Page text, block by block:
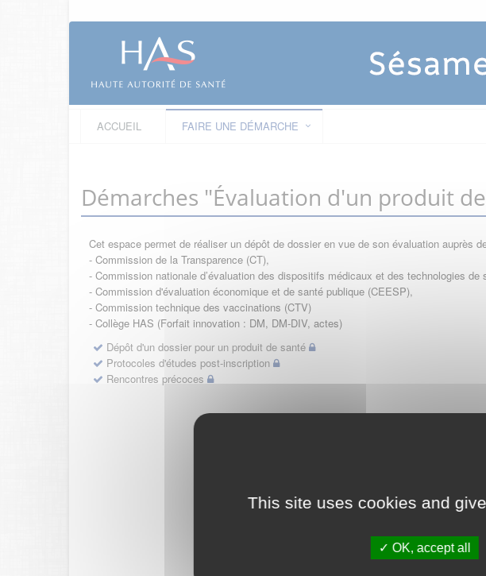
This site uses cookies and
OK, accept all
ACCUEIL FAIRE UNE DÉMARCHE
Démarches "Évaluation d'un produit
Cet espace permet de réaliser un dépôt de dossier en vue de son évaluation auprès
- Commission de la Transparence (CT),
- Commission nationale d’évaluation des dispositifs médicaux et des technologies de
- Commission d'évaluation économique et de santé publique (CEESP),
- Commission technique des vaccinations (CTV)
- Collège HAS (Forfait innovation : DM, DM-DIV, actes)
Dépôt d'un dossier pour un produit de santé
Protocoles d'études post-inscription
Rencontres précoces